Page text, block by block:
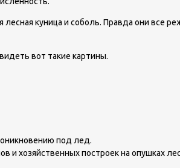
куница и соболь. Правда они все
вот такие картины.
под лед.
и хозяйственных построек на опушках